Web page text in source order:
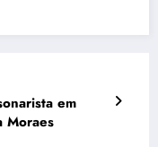
em
Moraes